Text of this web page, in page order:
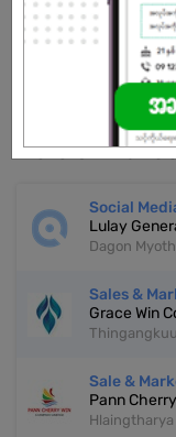
More Similar
Social
Lulay
Dagon
Sales &
Grace Win
Sale &
Pann
Hlaingtharya